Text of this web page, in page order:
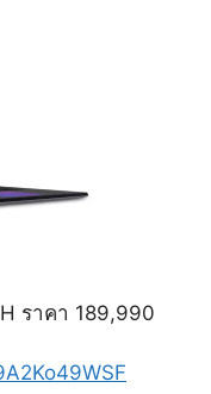
ราคา 189,990